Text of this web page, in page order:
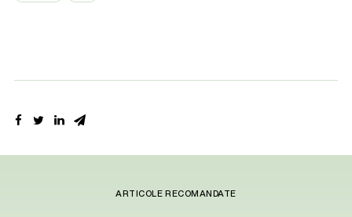
ARTICOLE RECOMANDATE